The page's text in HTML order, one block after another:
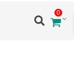
0